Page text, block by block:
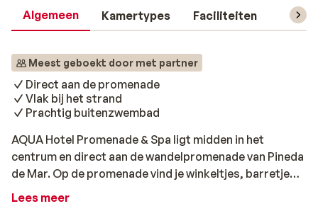
Algemeen Kamertypes Faciliteiten
Meest geboekt door met partner
Direct aan de promenade
Vlak bij het strand
Prachtig buitenzwembad
AQUA Hotel Promenade & Spa ligt midden in het
centrum en direct aan de wandelpromenade van Pineda
de Mar. Op de promenade vind je winkeltjes, barretjes
en restaurants. Het langgerekte strand is vlakbij: na
Lees meer